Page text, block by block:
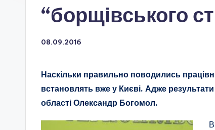
“борщівського
08.09.2016
Наскільки правильно поводились
встановлять вже у Києві. Адже
області Олександр Богомол.